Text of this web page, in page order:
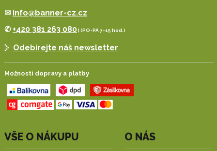
✉ info@banner-cz.cz
✆ +420 381 263 080| (PO-PÁ 7-15 hod.)
Odebírejte náš newsletter
Možnosti dopravy a platby
VŠE O NÁKUPU O NÁS